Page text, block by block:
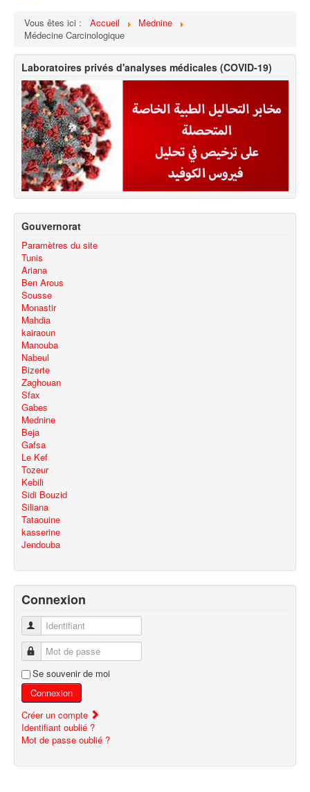
Vous êtes ici : Accueil
Mednine
Médecine Carcinologique
Laboratoires privés d'analyses médicales (COVID-19)
Gouvernorat
Paramètres du site
Tunis
Ariana
Ben Arous
Sousse
Monastir
Mahdia
kairaoun
Manouba
Nabeul
Bizerte
Zaghouan
Sfax
Gabes
Mednine
Beja
Gafsa
Le Kef
Tozeur
Kebili
Sidi Bouzid
Siliana
Tataouine
kasserine
Jendouba
Connexion
Identifiant
Mot de passe
Se souvenir de moi
Connexion
Créer un compte
Identifiant oublié ?
Mot de passe oublié ?